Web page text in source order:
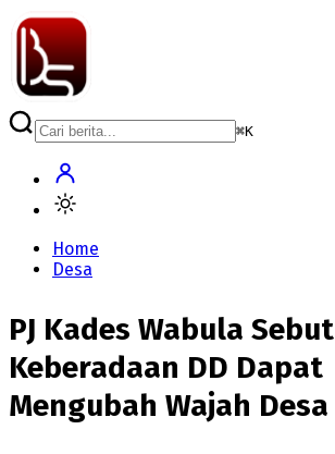
⌘K
Home
Desa
PJ Kades Wabula Sebut
Keberadaan DD Dapat
Mengubah Wajah Desa